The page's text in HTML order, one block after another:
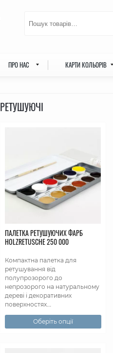
ПРО НАС КАРТИ КОЛЬОРІВ
РЕТУШУЮЧІ
ПАЛЕТКА РЕТУШУЮЧИХ ФАРБ
НOLZRETUSCHE 250 000
Компактна палетка для
ретушування від
полупрозорого до
непрозорого на натуральному
дереві і декоративних
поверхностях...
Оберіть опції